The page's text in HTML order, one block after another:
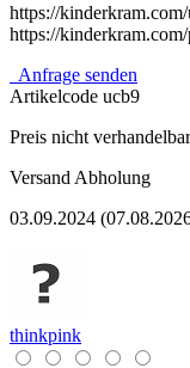
https://
https://
Anfrage senden
Artikelcode ucb9
Preis nicht verhandelbar
Versand Abholung
03.09.2024
thinkpink